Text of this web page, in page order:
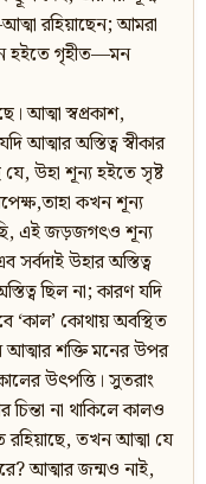
রহিয়াছেন; আমরা
হইতে গৃহীত—মন
আত্মা স্বপ্রকাশ,
আত্মার অস্তিত্ব স্বীকার
উহা শূন্য হইতে সৃষ্ট
কখন শূন্য
এই জড়জগৎও শূন্য
উহার অস্তিত্ব
ছিল না; কারণ যদি
‘কাল’ কোথায় অবস্থিত
শক্তি মনের উপর
উৎপত্তি। সুতরাং
না থাকিলে কালও
তখন আত্মা যে
আত্মার জন্মও নাই,